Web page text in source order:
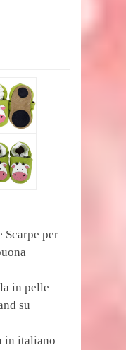
Scarpe per
in pelle
su
in italiano